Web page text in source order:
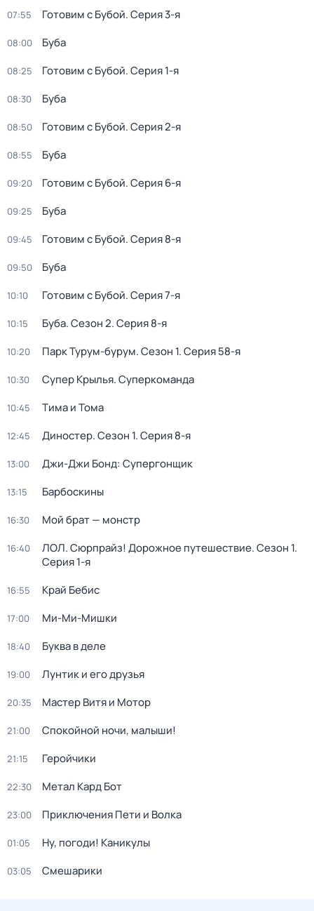
07:55 Готовим с Бубой. Серия 3-я
08:00 Буба
08:25 Готовим с Бубой. Серия 1-я
08:30 Буба
08:50 Готовим с Бубой. Серия 2-я
08:55 Буба
09:20 Готовим с Бубой. Серия 6-я
09:25 Буба
09:45 Готовим с Бубой. Серия 8-я
09:50 Буба
10:10 Готовим с Бубой. Серия 7-я
10:15 Буба. Сезон 2. Серия 8-я
10:20 Парк Турум-бурум. Сезон 1. Серия 58-я
10:30 Супер Крылья. Суперкоманда
10:45 Тима и Тома
12:45 Диностер. Сезон 1. Серия 8-я
13:00 Джи-Джи Бонд: Супергонщик
13:15 Барбоскины
16:30 Мой брат — монстр
16:40 ЛОЛ. Сюрпрайз! Дорожное путешествие. Сезон 1.
Серия 1-я
16:55 Край Бебис
17:00 Ми-Ми-Мишки
18:40 Буква в деле
19:00 Лунтик и его друзья
20:35 Мастер Витя и Мотор
21:00 Спокойной ночи, малыши!
21:15 Геройчики
22:30 Метал Кард Бот
23:00 Приключения Пети и Волка
01:05 Ну, погоди! Каникулы
03:05 Смешарики